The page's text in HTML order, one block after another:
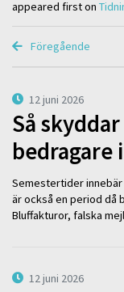
appeared first on
Föregående
12 juni 2026
Så
bedragare
Semestertider innebär
är också en period då
Bluffakturor, falska
12 juni 2026